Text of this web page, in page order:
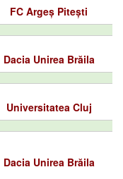
FC Argeș Pitești
Dacia Unirea Brăila
Universitatea Cluj
Dacia Unirea Brăila